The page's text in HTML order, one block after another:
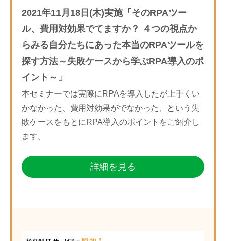
2021年11月18日(木)実施「そのRPAツー
ル、費用対効果でてますか？ ４つの視点か
らみる自分たちにあった本当のRPAツールを
探す方法～失敗ケースから学ぶRPA導入のポ
イント～」
本セミナーでは実際にRPAを導入したが上手くい
かなかった、費用対効果がでなかった、という失
敗ケースをもとにRPA導入のポイントをご紹介し
ます。
詳細を見る